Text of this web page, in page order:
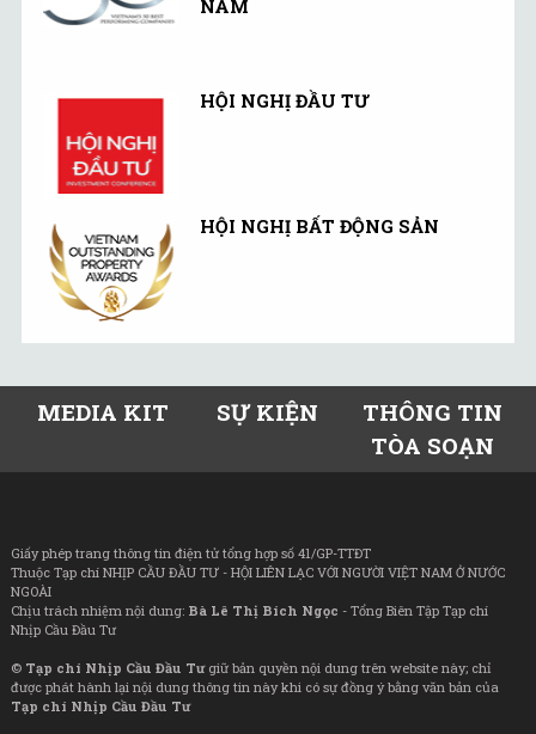
NAM
HỘI NGHỊ ĐẦU TƯ
HỘI NGHỊ BẤT ĐỘNG SẢN
MEDIA KIT SỰ KIỆN
THÔNG TIN
TÒA SOẠN
Giấy phép trang thông tin điện tử tổng hợp số 41/GP-TTĐT
Thuộc Tạp chí NHỊP CẦU ĐẦU TƯ - HỘI LIÊN LẠC VỚI NGƯỜI VIỆT NAM Ở NƯỚC
NGOÀI
Chịu trách nhiệm nội dung: Bà Lê Thị Bích Ngọc - Tổng Biên Tập Tạp chí
Nhịp Cầu Đầu Tư
© Tạp chí Nhịp Cầu Đầu Tưgiữ bản quyền nội dung trên website này; chỉ
được phát hành lại nội dung thông tin này khi có sự đồng ý bằng văn bản của
Tạp chí Nhịp Cầu Đầu Tư